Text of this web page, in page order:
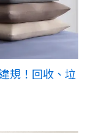
規！回收、垃